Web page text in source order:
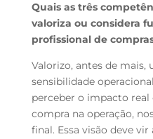
Quais as três
valoriza ou considera
profissional de
Valorizo, antes de
sensibilidade
perceber o impacto real
compra na operação,
final. Essa visão deve